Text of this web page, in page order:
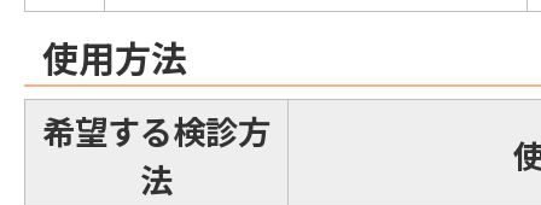
使用方法
希望する検診方
法